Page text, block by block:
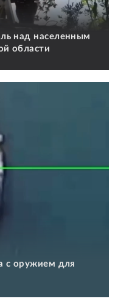
над населенным
области
с оружием для